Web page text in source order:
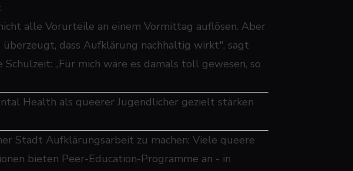
alle Vorurteile an einem Vormittag auflösen. Aber
überzeugt, dass Aufklärung nachhaltig wirkt", sagt
„Für mich wäre es damals toll gewesen, so
Health als queerer Jugendlicher gezielt stärken
Stadt Aufklärungsarbeit zu machen: Viele queere
bieten Peer-Education-Programme an - in